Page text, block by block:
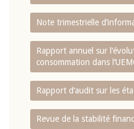
Note trimestrielle
Rapport annuel sur
consommation dans
Rapport d‘audit sur les
Revue de la stabilité